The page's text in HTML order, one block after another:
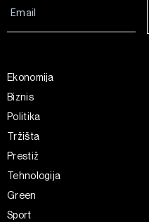
Ekonomija
Biznis
Politika
Tržišta
Prestiž
Tehnologija
Green
Sport